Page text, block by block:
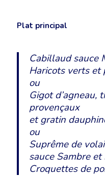
Plat principal
Cabillaud sauce
Haricots verts et
ou
Gigot d’agneau,
provençaux
et gratin
ou
Suprême de
sauce Sambre et
Croquettes de